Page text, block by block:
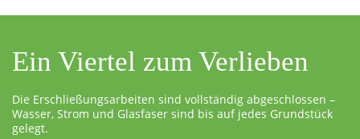
Ein Viertel zum Verlieben
Die Erschließungsarbeiten sind vollständig abgeschlossen –
Wasser, Strom und Glasfaser sind bis auf jedes Grundstück
gelegt.